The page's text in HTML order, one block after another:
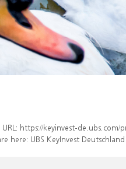
https://keyinvest-de.ubs.com/
here: UBS KeyInvest Deutschland